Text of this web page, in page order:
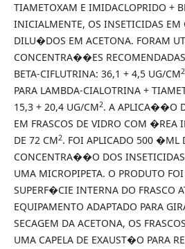
TIAMETOXAM E IMIDACLOPRIDO +
INICIALMENTE, OS INSETICIDAS
DILU�DOS EM ACETONA. FORAM
CONCENTRA��ES
BETA-CIFLUTRINA: 36,1 + 4,5 UG/CM2
PARA LAMBDA-CIALOTRINA +
15,3 + 20,4 UG/CM2. A APLICA��O
EM FRASCOS DE VIDRO COM �REA
DE 72 CM2. FOI APLICADO 500 �ΜL
CONCENTRA��O DOS
UMA MICROPIPETA. O PRODUTO
SUPERF�CIE INTERNA DO FRASCO
EQUIPAMENTO ADAPTADO PARA
SECAGEM DA ACETONA, OS
UMA CAPELA DE EXAUST�O PARA